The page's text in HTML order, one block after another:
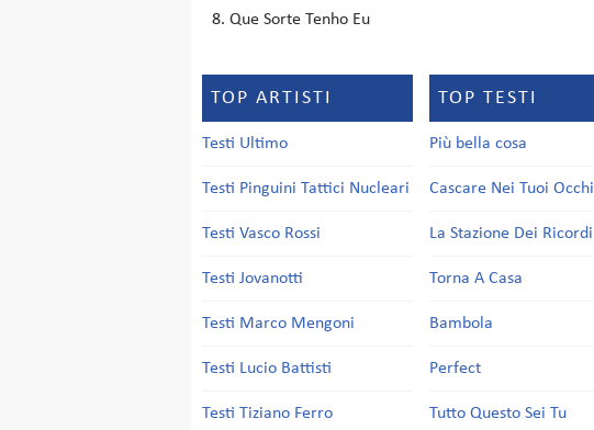
Que Sorte Tenho Eu
TOP ARTISTI
Testi Ultimo
Testi Pinguini Tattici Nucleari
Testi Vasco Rossi
Testi Jovanotti
Testi Marco Mengoni
Testi Lucio Battisti
Testi Tiziano Ferro
TOP TESTI
Più bella cosa
Cascare Nei Tuoi Occhi
La Stazione Dei Ricordi
Torna A Casa
Bambola
Perfect
Tutto Questo Sei Tu